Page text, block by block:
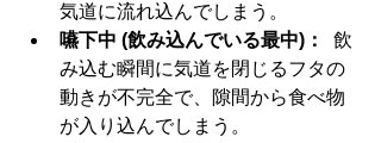
気道に流れ込んでしまう。
嚥下中 (飲み込んでいる最中)：
飲
み込む瞬間に気道を閉じるフタの
動きが不完全で、隙間から食べ物
が入り込んでしまう。